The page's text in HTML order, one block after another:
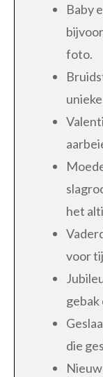
Baby
foto.
het
voor
gebak
die